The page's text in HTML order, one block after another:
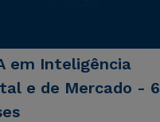
em Inteligência
e de Mercado - 6